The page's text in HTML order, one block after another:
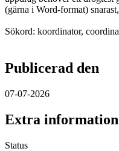
(gärna i Word-format)
Sökord: koordinator,
Publicerad den
07-07-2026
Extra information
Status